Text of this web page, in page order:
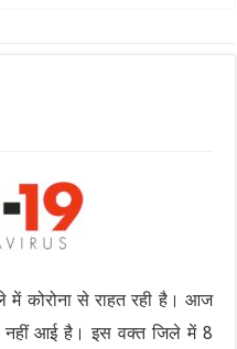
कोरोना से राहत रही है। आज
नहीं आई है। इस वक्त जिले में 8